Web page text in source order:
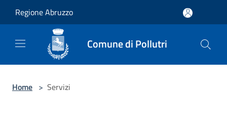
Regione Abruzzo
Comune di Pollutri
Home > Servizi